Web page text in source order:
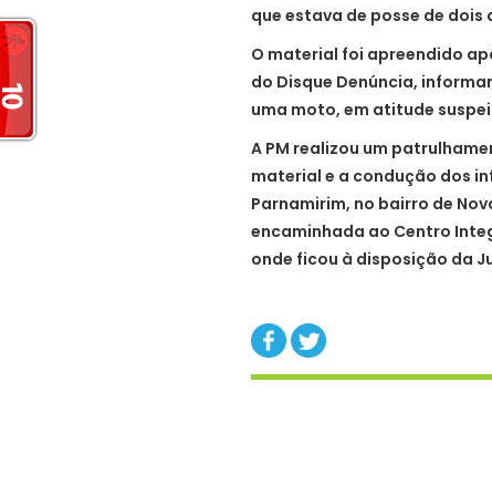
que estava de posse de
O material foi apreendido
do Disque Denúncia,
uma moto, em atitude
A PM realizou um
material e a condução dos
Parnamirim, no bairro de
encaminhada ao Centro
onde ficou à disposição da